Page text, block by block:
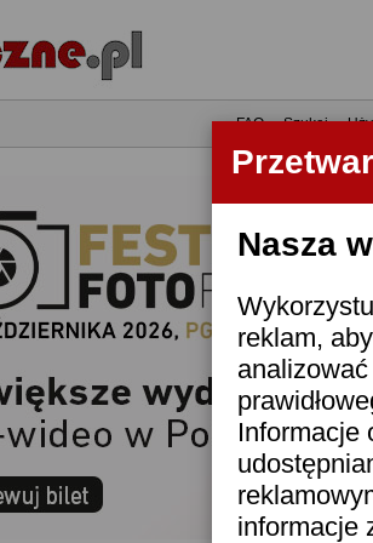
Nasza
reklam,
Informacje
informacje
•FAQ•Szukaj•